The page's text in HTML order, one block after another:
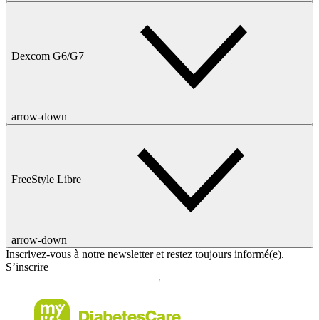
Dexcom G6/G7
arrow-down
FreeStyle Libre
arrow-down
Inscrivez-vous à notre newsletter et restez toujours informé(e).
S’inscrire